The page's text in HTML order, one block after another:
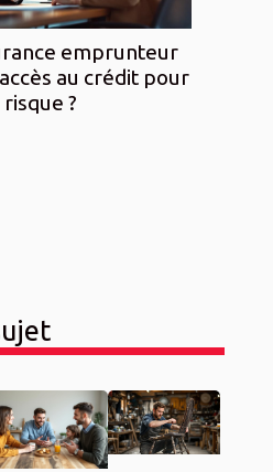
emprunteur
au crédit pour
?